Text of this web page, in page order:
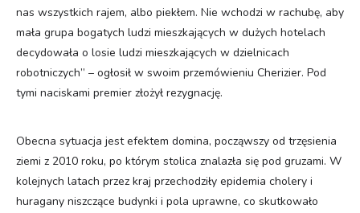
nas wszystkich rajem, albo piekłem. Nie wchodzi w rachubę, aby
mała grupa bogatych ludzi mieszkających w dużych hotelach
decydowała o losie ludzi mieszkających w dzielnicach
robotniczych” – ogłosił w swoim przemówieniu Cherizier. Pod
tymi naciskami premier złożył rezygnację.
Obecna sytuacja jest efektem domina, począwszy od trzęsienia
ziemi z 2010 roku, po którym stolica znalazła się pod gruzami. W
kolejnych latach przez kraj przechodziły epidemia cholery i
huragany niszczące budynki i pola uprawne, co skutkowało